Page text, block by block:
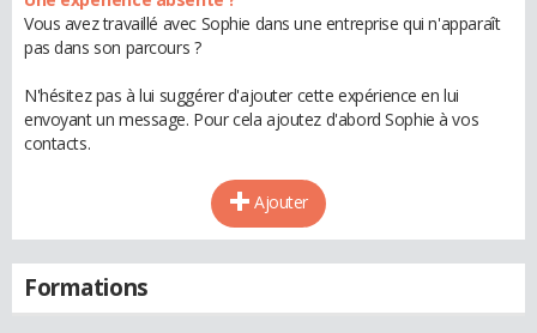
Vous avez travaillé avec Sophie dans une entreprise qui n'apparaît
pas dans son parcours ?
N'hésitez pas à lui suggérer d'ajouter cette expérience en lui
envoyant un message. Pour cela ajoutez d'abord Sophie à vos
contacts.
Ajouter
Formations